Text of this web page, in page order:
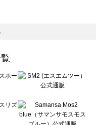
モスモス）の一覧
一覧